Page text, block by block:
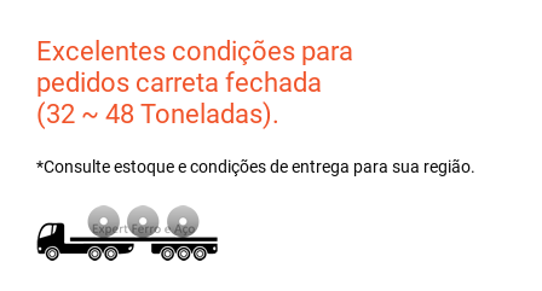
Excelentes condições para
pedidos carreta fechada
(32 ~ 48 Toneladas).
*Consulte estoque e condições de entrega para sua região.